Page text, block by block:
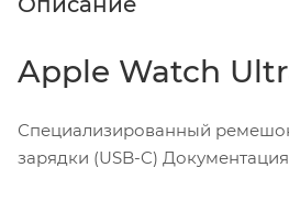
Apple Watch
Специализированный
зарядки (USB-C) Документация